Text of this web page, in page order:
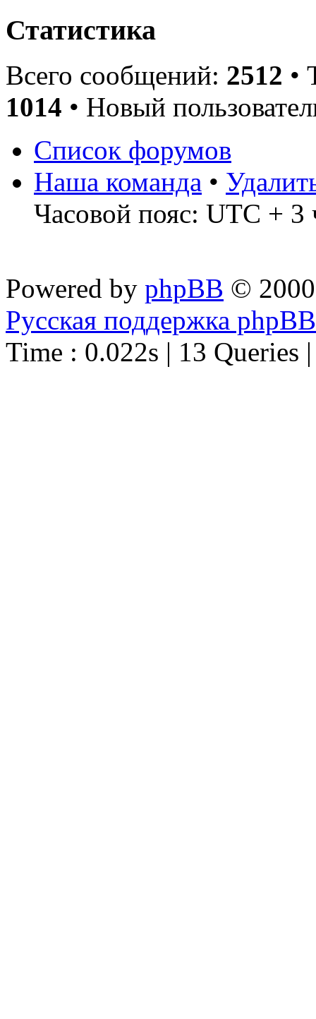
Статистика
Всего сообщений: 2512 •
1014 • Новый
Список форумов
Наша команда •
Часовой пояс: UTC + 3
Powered by phpBB ©
Русская поддержка phpBB
Time : 0.022s | 13 Queries